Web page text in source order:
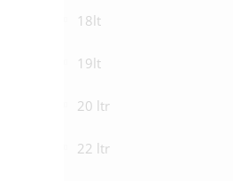
18lt
19lt
20 ltr
22 ltr